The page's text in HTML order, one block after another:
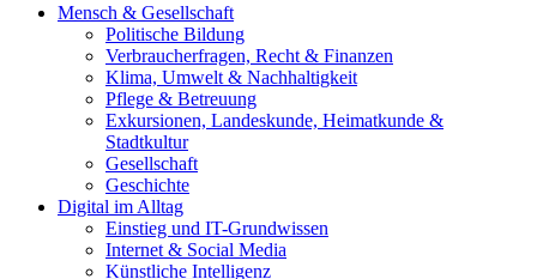
Mensch & Gesellschaft
Politische Bildung
Verbraucherfragen, Recht & Finanzen
Klima, Umwelt & Nachhaltigkeit
Pflege & Betreuung
Exkursionen, Landeskunde, Heimatkunde &
Stadtkultur
Gesellschaft
Geschichte
Digital im Alltag
Einstieg und IT-Grundwissen
Internet & Social Media
Künstliche Intelligenz